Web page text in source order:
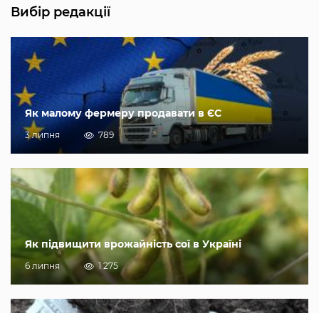
Вибір редакції
Як малому фермеру продавати в ЄС
3 липня 789
Як підвищити врожайність сої в Україні
6 липня 1 275